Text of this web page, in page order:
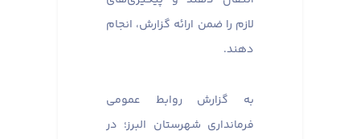
لازم را ضمن ارائه گزارش، انجام
دهند.
به گزارش روابط عمومی
فرمانداری شهرستان البرز؛ در